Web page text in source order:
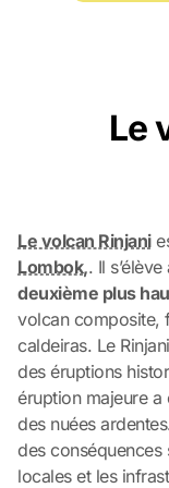
Le
Le volcan Rinjani
Lombok,. Il s’élève
deuxième plus
volcan composite,
caldeiras. Le
des éruptions
éruption majeure a
des nuées
des
locales et les